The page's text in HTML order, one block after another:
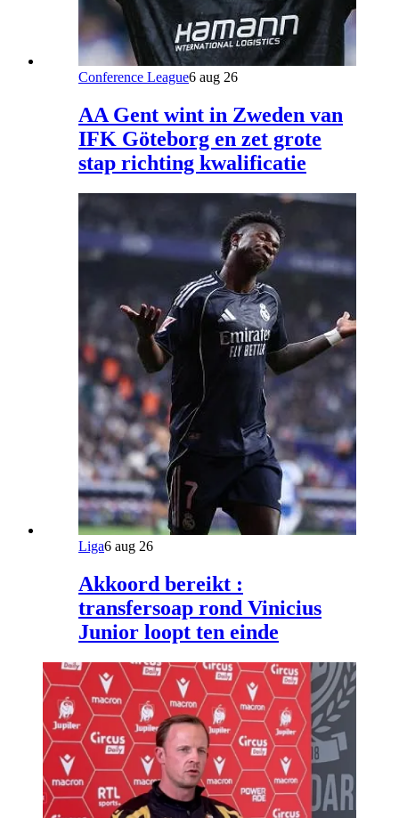
Conference League6 aug 26
AA Gent wint in Zweden van
IFK Göteborg en zet grote
stap richting kwalificatie
Liga6 aug 26
Akkoord bereikt :
transfersoap rond Vinicius
Junior loopt ten einde